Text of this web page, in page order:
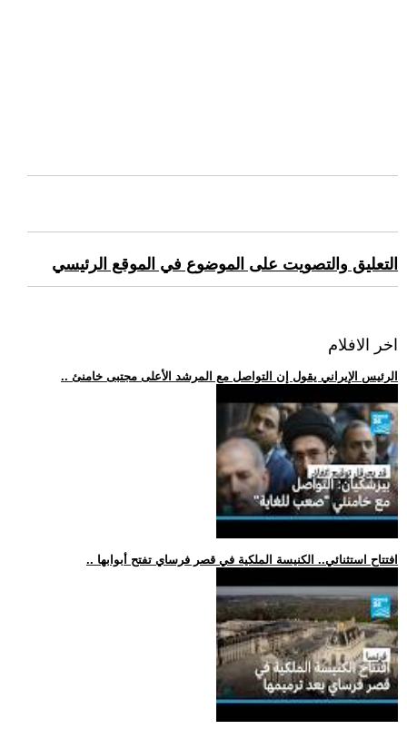
التعليق والتصويت على الموضوع في الموقع الرئيسي
اخر الافلام
.. الرئيس الإيراني يقول إن التواصل مع المرشد الأعلى مجتبى خامنئ
.. افتتاح استثنائي.. الكنيسة الملكية في قصر فرساي تفتح أبوابها